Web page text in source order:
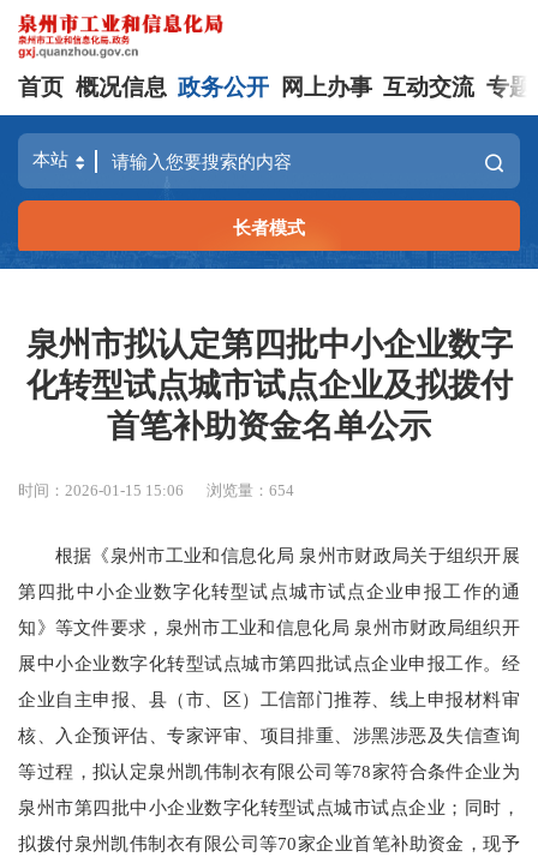
首页 概况信息 政务公开 网上办事 互动交流 专题
长者模式
泉州市拟认定第四批中小企业数字
化转型试点城市试点企业及拟拨付
首笔补助资金名单公示
时间：2026-01-15 15:06 浏览量：654
根据《泉州市工业和信息化局 泉州市财政局关于组织开展
第四批中小企业数字化转型试点城市试点企业申报工作的通
知》等文件要求，泉州市工业和信息化局 泉州市财政局组织开
展中小企业数字化转型试点城市第四批试点企业申报工作。经
企业自主申报、县（市、区）工信部门推荐、线上申报材料审
核、入企预评估、专家评审、项目排重、涉黑涉恶及失信查询
等过程，拟认定泉州凯伟制衣有限公司等78家符合条件企业为
泉州市第四批中小企业数字化转型试点城市试点企业；同时，
拟拨付泉州凯伟制衣有限公司等70家企业首笔补助资金，现予